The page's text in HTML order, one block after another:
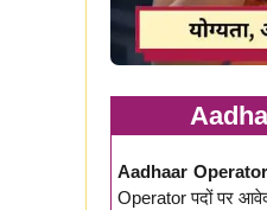
Aadhaar
Operator पदों पर